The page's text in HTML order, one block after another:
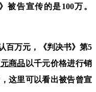
被告宣传的是100万。
百万元， 《判决书》第5
元商品 以千元价格进行销
这里可以看出被告曾宣